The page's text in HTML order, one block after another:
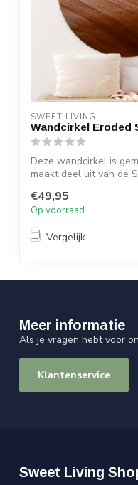
SWEET LIVING
Wandcirkel Eroded
Deze wandcirkel is
maakt deel uit van de
€49,95
Op voorraad
Vergelijk
Meer informatie
Als je vragen hebt voor
Klantenservice
Sweet Living